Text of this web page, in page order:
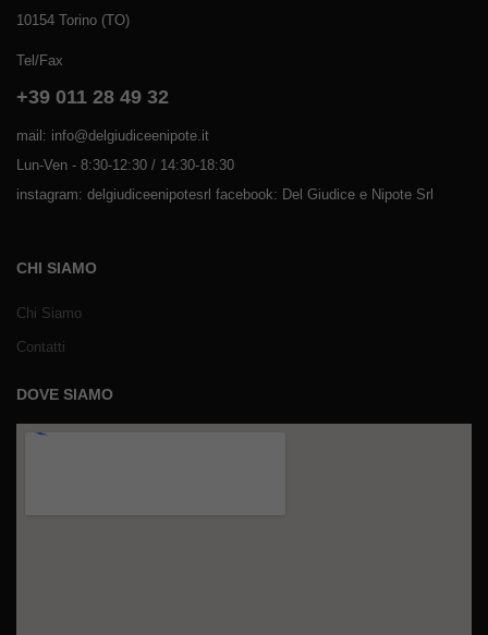
10154 Torino (TO)
Tel/Fax
+39 011 28 49 32
mail: info@delgiudiceenipote.it
Lun-Ven - 8:30-12:30 / 14:30-18:30
instagram: delgiudiceenipotesrl facebook: Del Giudice e Nipote Srl
CHI SIAMO
Chi Siamo
Contatti
DOVE SIAMO